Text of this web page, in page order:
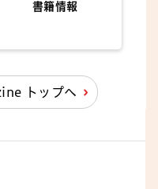
書籍情報
トップへ